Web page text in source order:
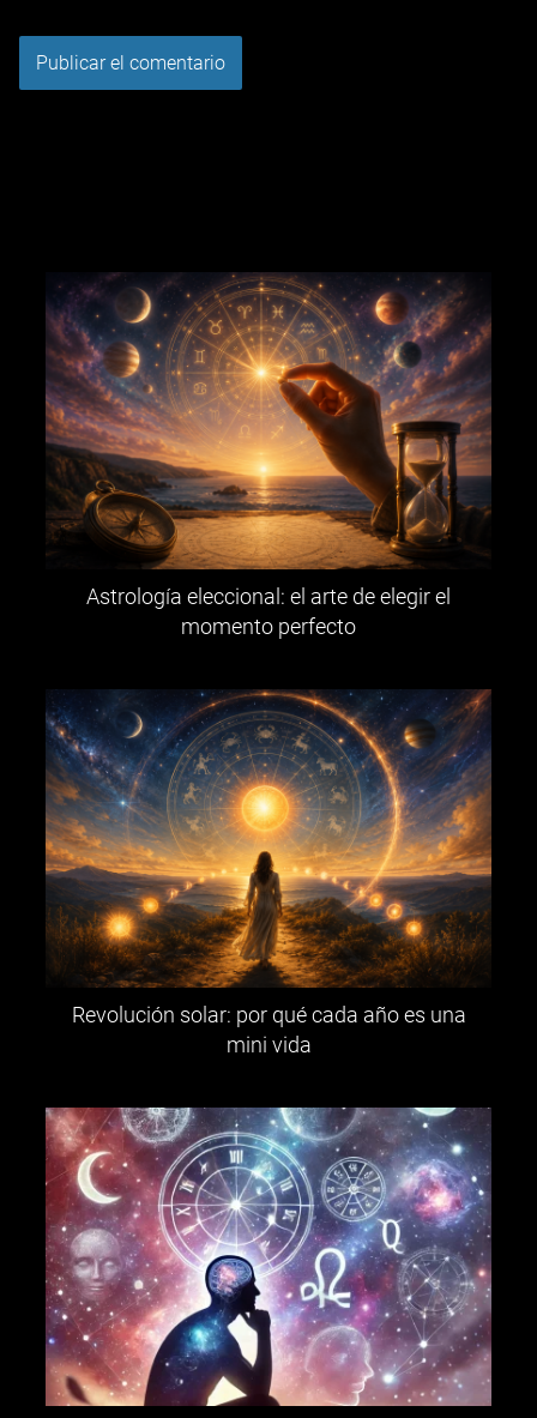
Astrología eleccional: el arte de elegir el
momento perfecto
Revolución solar: por qué cada año es una
mini vida